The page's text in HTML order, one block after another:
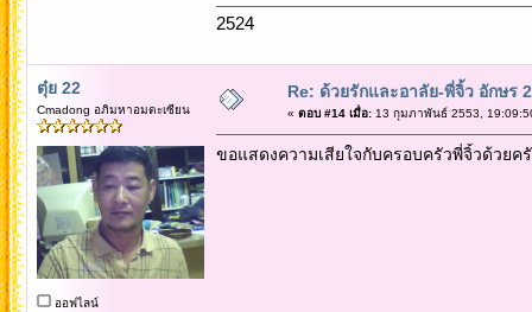
2524
ตุ๋ย 22
Cmadong อภิมหาอมตะเซียน
ออฟไลน์
Re: ด้วยรักและอาลัย-พี่จิ้ว อักษร
« ตอบ #14 เมื่อ:13 กุมภาพันธ์ 2553,
ขอแสดงความเสียใจกับครอบครัวพี่จิ้วด้วยค